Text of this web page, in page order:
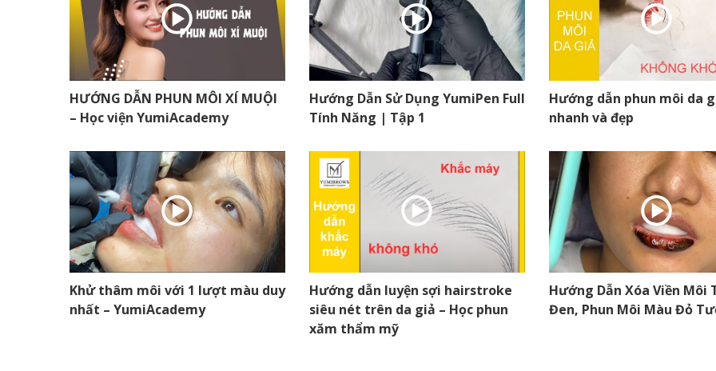
HƯỚNG DẪN PHUN MÔI XÍ MUỘI
– Học viện YumiAcademy
Hướng Dẫn Sử Dụng YumiPen Full
Tính Năng | Tập 1
Hướng dẫn phun môi da
nhanh và đẹp
Khử thâm môi với 1 lượt màu duy
nhất – YumiAcademy
Hướng dẫn luyện sợi hairstroke
siêu nét trên da giả – Học phun
xăm thẩm mỹ
Hướng Dẫn Xóa Viền Môi
Đen, Phun Môi Màu Đỏ